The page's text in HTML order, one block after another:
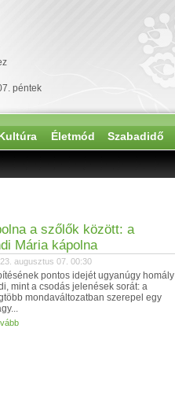
péntek
Életmód Szabadidő
a szőlők között: a
Mária kápolna
augusztus 07. 00:30
pontos idejét ugyanúgy homály
mint a csodás jelenések sorát: a
mondaváltozatban szerepel egy